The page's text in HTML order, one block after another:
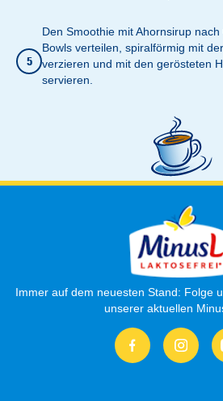
5
Den Smoothie mit Ahornsirup
Bowls verteilen, spiralförmig mit
verzieren und mit den gerösteten
servieren.
Immer auf dem neuesten Stand: Folge
unserer aktuellen